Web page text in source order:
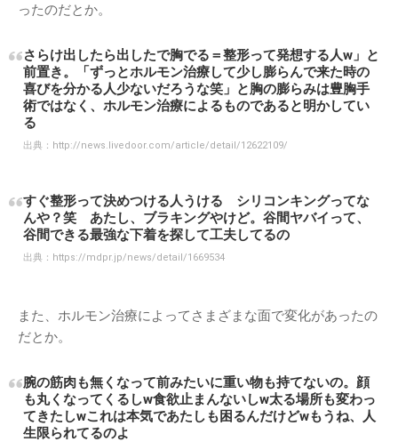
ったのだとか。
さらけ出したら出したで胸でる＝整形って発想する人w」と
前置き。「ずっとホルモン治療して少し膨らんで来た時の
喜びを分かる人少ないだろうな笑」と胸の膨らみは豊胸手
術ではなく、ホルモン治療によるものであると明かしてい
る
出典： http://news.livedoor.com/article/detail/12622109/
すぐ整形って決めつける人うける シリコンキングってな
んや？笑 あたし、ブラキングやけど。谷間ヤバイって、
谷間できる最強な下着を探して工夫してるの
出典： https://mdpr.jp/news/detail/1669534
また、ホルモン治療によってさまざまな面で変化があったの
だとか。
腕の筋肉も無くなって前みたいに重い物も持てないの。顔
も丸くなってくるしw食欲止まんないしw太る場所も変わっ
てきたしwこれは本気であたしも困るんだけどwもうね、人
生限られてるのよ